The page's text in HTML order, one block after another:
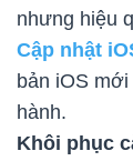
nhưng hiệu
Cập nhật
bản iOS
hành.
Khôi phục